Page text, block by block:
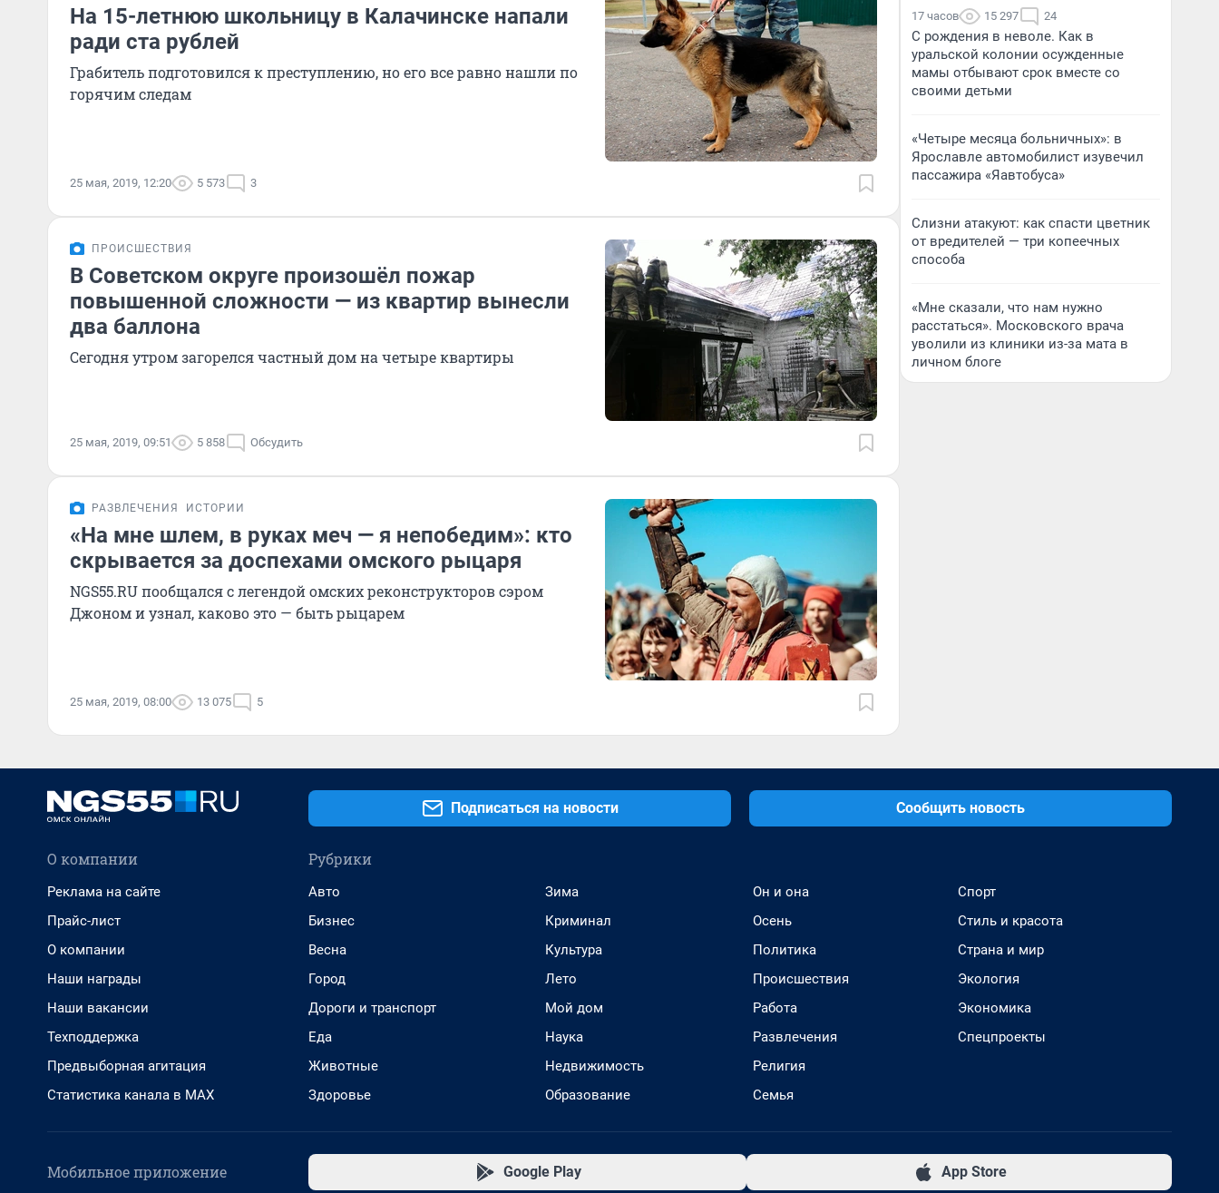
На 15-летнюю школьницу в Калачинске напали
ради ста рублей
Грабитель подготовился к преступлению, но его все равно нашли по
горячим следам
25 мая, 2019, 12:20 5 573 3
ПРОИСШЕСТВИЯ
В Советском округе произошёл пожар
повышенной сложности — из квартир вынесли
два баллона
Сегодня утром загорелся частный дом на четыре квартиры
25 мая, 2019, 09:51 5 858 Обсудить
РАЗВЛЕЧЕНИЯ ИСТОРИИ
«На мне шлем, в руках меч — я непобедим»: кто
скрывается за доспехами омского рыцаря
NGS55.RU пообщался с легендой омских реконструкторов сэром
Джоном и узнал, каково это — быть рыцарем
25 мая, 2019, 08:00 13 075 5
17 часов 15 297 24
С рождения в неволе. Как в
уральской колонии осужденные
мамы отбывают срок вместе со
своими детьми
«Четыре месяца больничных»: в
Ярославле автомобилист изувечил
пассажира «Яавтобуса»
Слизни атакуют: как спасти цветник
от вредителей — три копеечных
способа
«Мне сказали, что нам нужно
расстаться». Московского врача
уволили из клиники из-за мата в
личном блоге
Подписаться на новости Сообщить новость
О компании
Реклама на сайте
Прайс-лист
О компании
Наши награды
Наши вакансии
Техподдержка
Предвыборная агитация
Статистика канала в MAX
Рубрики
Авто
Бизнес
Весна
Город
Дороги и транспорт
Еда
Животные
Здоровье
Зима
Криминал
Культура
Лето
Мой дом
Наука
Недвижимость
Образование
Он и она
Осень
Политика
Происшествия
Работа
Развлечения
Религия
Семья
Спорт
Стиль и красота
Страна и мир
Экология
Экономика
Спецпроекты
Мобильное приложение Google Play App Store